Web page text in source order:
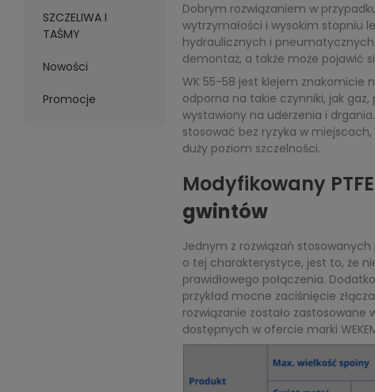
SZCZELIWA I
TAŚMY
Nowości
Promocje
Dobrym rozwiązaniem w
wytrzymałości i wysokim stopniu
hydraulicznych i
demontaż, a także może pojawić
WK 55-58 jest klejem znakomicie
odporna na takie czynniki, jak
wystawiony na uderzenia i
stosować bez ryzyka w
duży poziom szczelności.
Modyfikowany
gwintów
Jednym z rozwiązań stosowanych
o tej charakterystyce, jest to, że
prawidłowego połączenia.
przykład mocne zaciśnięcie
rozwiązanie zostało zastosowane
dostępnych w ofercie marki